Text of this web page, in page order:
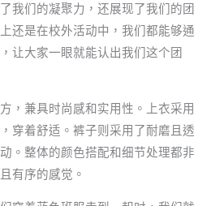
我们的凝聚力，还展现了我们的团
还是在校外活动中，我们都能够通
让大家一眼就能认出我们这个团
，兼具时尚感和实用性。上衣采用
穿着舒适。裤子则采用了耐磨且透
。整体的颜色搭配和细节处理都非
有序的感觉。